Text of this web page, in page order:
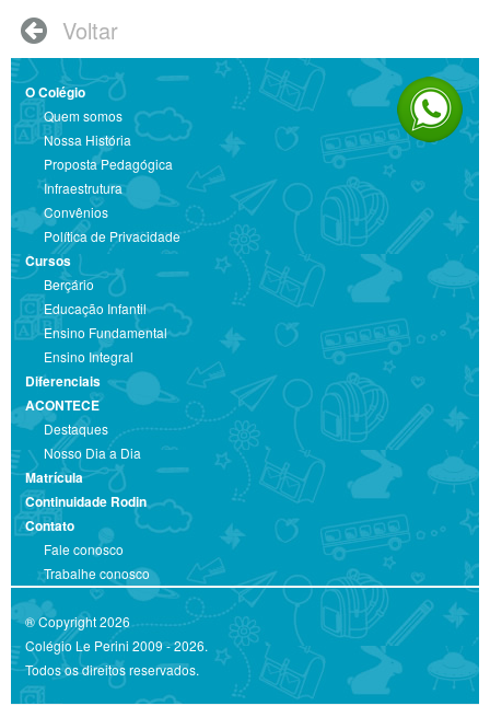
 Voltar
O Colégio
Quem somos
Nossa História
Proposta Pedagógica
Infraestrutura
Convênios
Política de Privacidade
Cursos
Berçário
Educação Infantil
Ensino Fundamental
Ensino Integral
Diferenciais
ACONTECE
Destaques
Nosso Dia a Dia
Matrícula
Continuidade Rodin
Contato
Fale conosco
Trabalhe conosco
® Copyright 2026
Colégio Le Perini 2009 - 2026.
Todos os direitos reservados.